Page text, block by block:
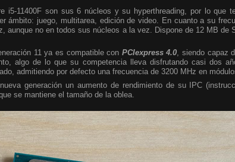
i5-11400F son sus 6 núcleos y su hyperthreading, por lo que
ámbito: juego, multitarea, edición de video. En cuanto a su
aunque no en todos sus núcleos a la vez. Dispone de 12 MB de
11 ya es compatible con PCIexpress 4.0, siendo capaz
algo de lo que su competencia lleva disfrutando casi dos
admitiendo por defecto una frecuencia de 3200 MHz en
generación un aumento de rendimiento de su IPC
se mantiene el tamaño de la oblea.